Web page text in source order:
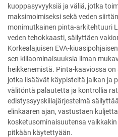
kuoppasyvyyksiä ja väliä, jotka
maksimoimiseksi sekä veden
monimutkainen pinta-arkitehtuuri
veden tehokkaasti, säilyttäen
Korkealajuisen EVA-
sen kiilaominaisuuksia ilman
heikkenemistä. Pinta-kaaviossa
jotka lisäävät käypisteitä jalkan ja
välitöntä palautetta ja kontrollia
edistyssyyskiilajärjestelmä
elinkaaren ajan, vastustaen
kosketusominaisuutensa
pitkään käytettyään.